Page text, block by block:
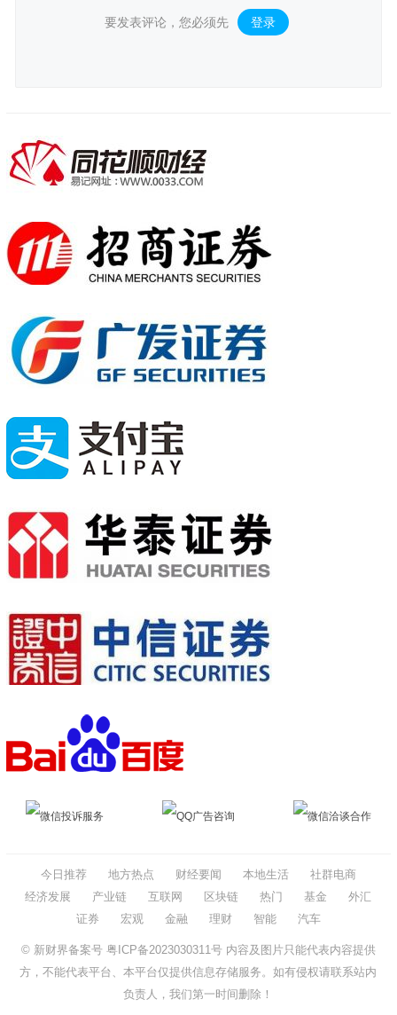
要发表评论，您必须先 登录 。
微信投诉服务 QQ广告咨询 微信洽谈合作
今日推荐 地方热点 财经要闻 本地生活
社群电商
经济发展
产业链 互联网 区块链 热门 基金
外汇
证券
宏观 金融 理财 智能 汽车
© 新财界备案号 粤ICP备2023030311号内容及图片只能代表内容提供
方，不能代表平台、本平台仅提供信息存储服务。如有侵权请联系站内
负责人，我们第一时间删除！